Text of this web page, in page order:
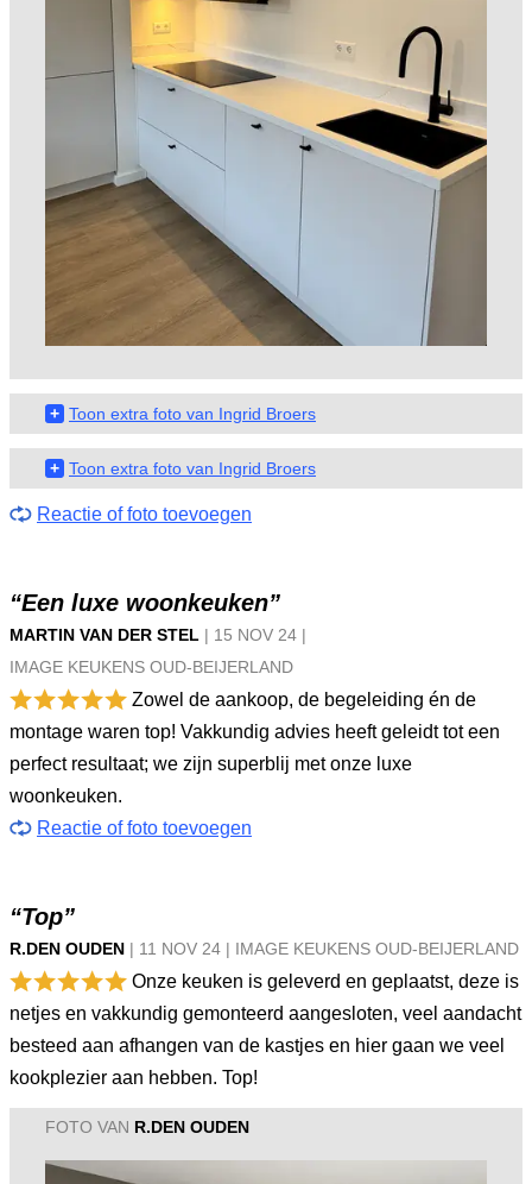
+ Toon extra foto van Ingrid Broers
+ Toon extra foto van Ingrid Broers
Reactie of foto toevoegen
“Een luxe woonkeuken”
MARTIN VAN DER STEL | 15 NOV 24 |
IMAGE KEUKENS OUD-BEIJERLAND
Zowel de aankoop, de begeleiding én de
montage waren top! Vakkundig advies heeft geleidt tot een
perfect resultaat; we zijn superblij met onze luxe
woonkeuken.
Reactie of foto toevoegen
“Top”
R.DEN OUDEN | 11 NOV 24 | IMAGE KEUKENS OUD-BEIJERLAND
Onze keuken is geleverd en geplaatst, deze is
netjes en vakkundig gemonteerd aangesloten, veel aandacht
besteed aan afhangen van de kastjes en hier gaan we veel
kookplezier aan hebben. Top!
FOTO VAN R.DEN OUDEN